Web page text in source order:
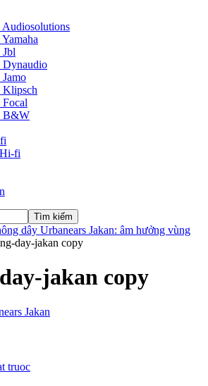
Audiosolutions
Dynaudio
Klipsch
B&W
fi
dây Urbanears Jakan: âm hưởng vùng
day-jakan copy
jakan copy